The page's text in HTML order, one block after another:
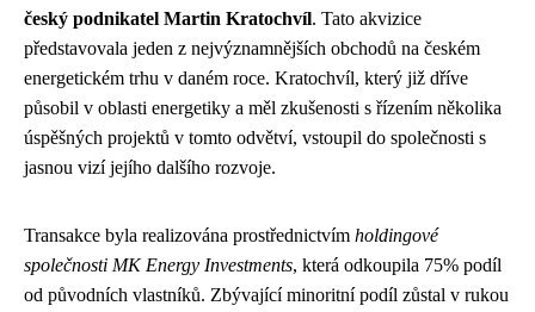
český podnikatel Martin Kratochvíl. Tato akvizice
představovala jeden z nejvýznamnějších obchodů na českém
energetickém trhu v daném roce. Kratochvíl, který již dříve
působil v oblasti energetiky a měl zkušenosti s řízením několika
úspěšných projektů v tomto odvětví, vstoupil do společnosti s
jasnou vizí jejího dalšího rozvoje.
Transakce byla realizována prostřednictvím holdingové
společnosti MK Energy Investments, která odkoupila 75% podíl
od původních vlastníků. Zbývající minoritní podíl zůstal v rukou